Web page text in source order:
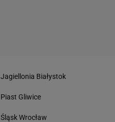
Jagiellonia Białystok
Piast Gliwice
Śląsk Wrocław